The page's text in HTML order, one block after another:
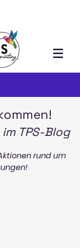
TPS-Blog
rund um